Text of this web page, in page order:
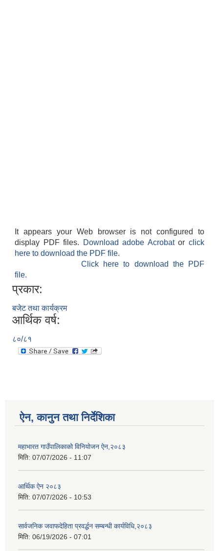
It appears your Web browser is not configured to
display PDF files.
Download adobe Acrobatorclick
here to download the PDF file.
Click here to download the PDF
file.
प्रकार:
बजेट तथा कार्यक्रम
आर्थिक वर्ष:
८०/८१
ऐन, कानुन तथा निर्देशिका
महाभारत गाउँपालिकाको विनियोजन ऐन,२०८३
मिति: 07/07/2026 - 11:07
आर्थिक ऐन २०८३
मिति: 07/07/2026 - 10:53
सार्वजनिक जवाफदेहिता प्रवर्द्धन सम्बन्धी कार्यविधि,२०८३
मिति: 06/19/2026 - 07:01